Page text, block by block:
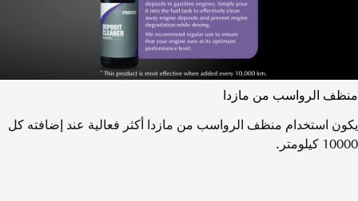
منظف الرواسب من مازدا
يكون استخدام منظف الرواسب من مازدا أكثر فعالية عند إضافته كل
10000 كيلومتر.